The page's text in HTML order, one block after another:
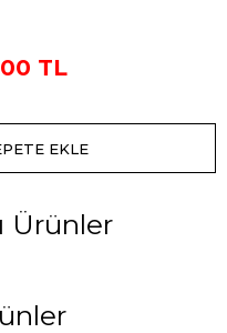
TL
Ürünler